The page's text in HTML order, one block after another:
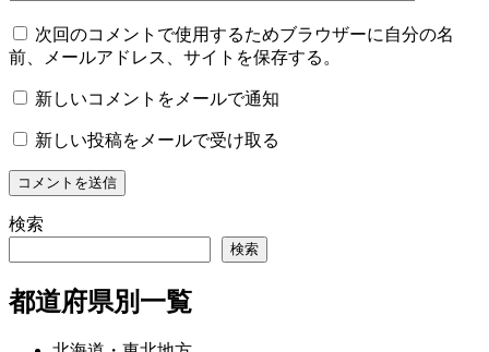
次回のコメントで使用するためブラウザーに自分の名
前、メールアドレス、サイトを保存する。
新しいコメントをメールで通知
新しい投稿をメールで受け取る
検索
検索
都道府県別一覧